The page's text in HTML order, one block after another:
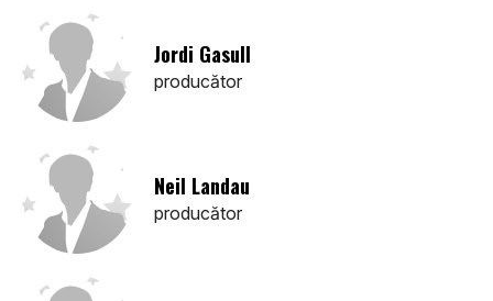
Jordi Gasull
producător
Neil Landau
producător